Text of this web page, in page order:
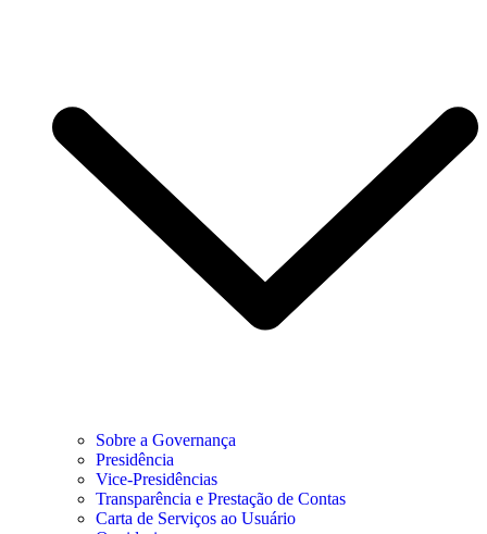
Sobre a Governança
Presidência
Vice-Presidências
Transparência e Prestação de Contas
Carta de Serviços ao Usuário